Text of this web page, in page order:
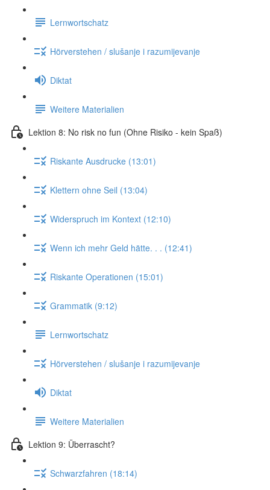
Lernwortschatz
Hörverstehen / slušanje i razumijevanje
Diktat
Weitere Materialien
Lektion 8: No risk no fun (Ohne Risiko - kein Spaß)
Riskante Ausdrucke (13:01)
Klettern ohne Seil (13:04)
Widerspruch im Kontext (12:10)
Wenn ich mehr Geld hätte. . . (12:41)
Riskante Operationen (15:01)
Grammatik (9:12)
Lernwortschatz
Hörverstehen / slušanje i razumijevanje
Diktat
Weitere Materialien
Lektion 9: Überrascht?
Schwarzfahren (18:14)